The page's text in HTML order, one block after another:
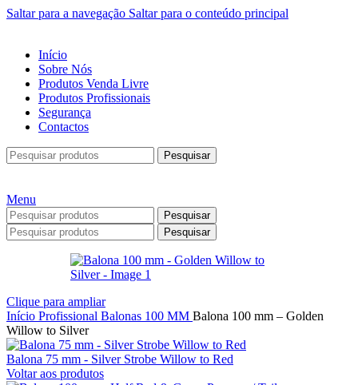
Saltar para a navegação Saltar para o conteúdo principal
Início
Sobre Nós
Produtos Venda Livre
Produtos Profissionais
Segurança
Contactos
Pesquisar
Menu
Pesquisar
Pesquisar
Clique para ampliar
Início Profissional Balonas 100 MM Balona 100 mm – Golden
Willow to Silver
Balona 75 mm - Silver Strobe Willow to Red
Voltar aos produtos